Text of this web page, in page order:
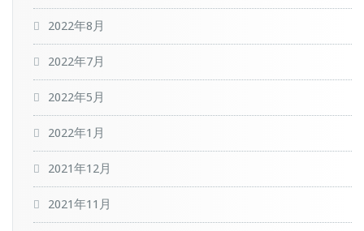
2022年8月
2022年7月
2022年5月
2022年1月
2021年12月
2021年11月